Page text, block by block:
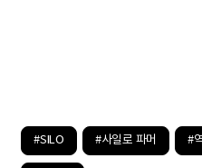
#SILO #사일로 파머 #